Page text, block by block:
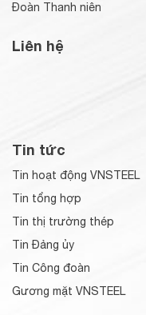
Đoàn Thanh niên
Liên hệ
Tin tức
Tin hoạt động VNSTEEL
Tin tổng hợp
Tin thị trường thép
Tin Đảng ủy
Tin Công đoàn
Gương mặt VNSTEEL